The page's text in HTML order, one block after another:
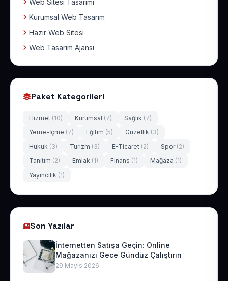
Web Sitesi Tasarımı
Kurumsal Web Tasarım
Hazır Web Sitesi
Web Tasarım Ajansı
Paket Kategorileri
Hizmet (10) Kurumsal (7) Sağlık (7)
Yeme-İçme (7) Eğitim (5) Güzellik (3)
Hukuk (3) Turizm (3) E-Ticaret (2) Spor (2)
Tanıtım (2) Emlak (1) Finans (1) Mağaza (1)
Yayıncılık (1)
Son Yazılar
İnternetten Satışa Geçin: Online
Mağazanızı Gece Gündüz Çalıştırın
29 Mayıs 2026